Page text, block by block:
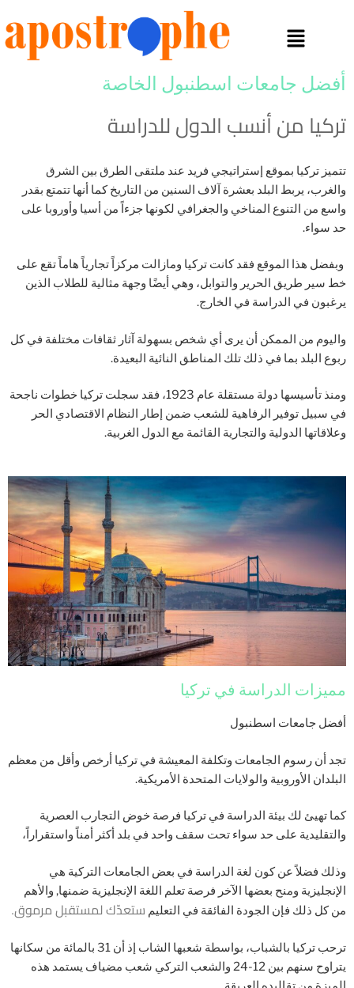
أفضل جامعات اسطنبول الخاصة
تركيا من أنسب الدول للدراسة
تتميز تركيا بموقع إستراتيجي فريد عند ملتقى الطرق بين الشرق
والغرب، يربط البلد بعشرة آلاف السنين من التاريخ كما أنها تتمتع بقدر
واسع من التنوع المناخي والجغرافي لكونها جزءاً من أسيا وأوروبا على
حد سواء.
وبفضل هذا الموقع فقد كانت تركيا ومازالت مركزاً تجارياً هاماً تقع على
خط سير طريق الحرير والتوابل، وهي أيضًا وجهة مثالية للطلاب الذين
يرغبون في الدراسة في الخارج.
واليوم من الممكن أن يرى أي شخص بسهولة آثار ثقافات مختلفة في كل
ربوع البلد بما في ذلك تلك المناطق النائية البعيدة.
ومنذ تأسيسها دولة مستقلة عام 1923، فقد سجلت تركيا خطوات ناجحة
في سبيل توفير الرفاهية للشعب ضمن إطار النظام الاقتصادي الحر
وعلاقاتها الدولية والتجارية القائمة مع الدول الغربية.
مميزات الدراسة في تركيا
أفضل جامعات اسطنبول
تجد أن رسوم الجامعات وتكلفة المعيشة في تركيا أرخص وأقل من معظم
البلدان الأوروبية والولايات المتحدة الأمريكية.
كما تهيئ لك بيئة الدراسة في تركيا فرصة خوض التجارب العصرية
والتقليدية على حد سواء تحت سقف واحد في بلد أكثر أمناً واستقراراً،
وذلك فضلاً عن كون لغة الدراسة في بعض الجامعات التركية هي
الإنجليزية ومنح بعضها الآخر فرصة تعلم اللغة الإنجليزية ضمنها, والأهم
من كل ذلك فإن الجودة الفائقة في التعليم ستعدّك لمستقبل مرموق.
ترحب تركيا بالشباب، بواسطة شعبها الشاب إذ أن 31 بالمائة من سكانها
يتراوح سنهم بين 12-24 والشعب التركي شعب مضياف يستمد هذه